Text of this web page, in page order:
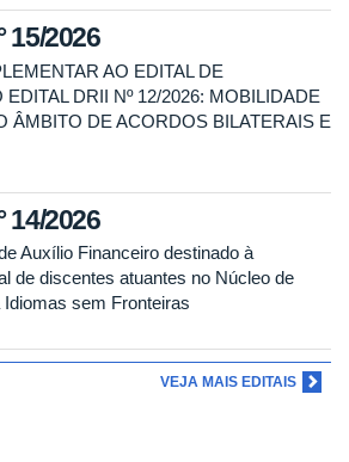
15/2026
AO EDITAL DE
DRII Nº 12/2026: MOBILIDADE
ÂMBITO DE ACORDOS BILATERAIS E
14/2026
Auxílio Financeiro destinado à
de discentes atuantes no Núcleo de
sem Fronteiras
VEJA MAIS EDITAIS